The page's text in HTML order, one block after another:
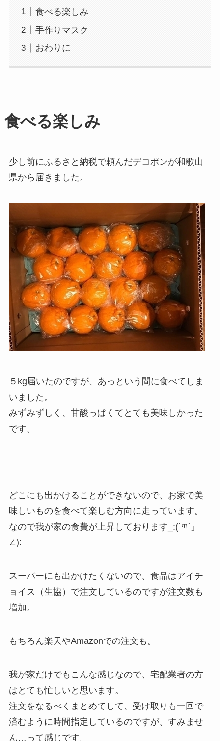
食べる楽しみ
手作りマスク
おわりに
食べる楽しみ
少し前にふるさと納税で頼んだデコポンが和歌山
県から届きました。
５kg届いたのですが、あっという間に食べてしま
いました。
みずみずしく、甘酸っぱくてとても美味しかった
です。
どこにも出かけることができないので、お家で美
味しいものを食べて楽しむ方向に走っています。
なので我が家の食費が上昇しております_:(´ཀ`」
∠):
スーパーにも出かけたくないので、食品はアイチ
ョイス（生協）で注文しているのですが注文数も
増加。
もちろん楽天やAmazonでの注文も。
我が家だけでもこんな感じなので、宅配業者の方
はとても忙しいと思います。
注文をなるべくまとめてして、受け取りも一回で
済むように時間指定しているのですが、すみませ
ん…って感じです。